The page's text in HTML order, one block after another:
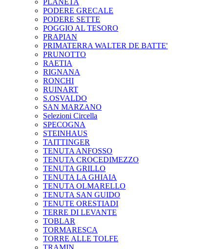
PLANETA
PODERE GRECALE
PODERE SETTE
POGGIO AL TESORO
PRAPIAN
PRIMATERRA WALTER DE BATTE'
PRUNOTTO
RAETIA
RIGNANA
RONCHI
RUINART
S.OSVALDO
SAN MARZANO
Selezioni Circella
SPECOGNA
STEINHAUS
TAITTINGER
TENUTA ANFOSSO
TENUTA CROCEDIMEZZO
TENUTA GRILLO
TENUTA LA GHIAIA
TENUTA OLMARELLO
TENUTA SAN GUIDO
TENUTE ORESTIADI
TERRE DI LEVANTE
TOBLAR
TORMARESCA
TORRE ALLE TOLFE
TRAMIN